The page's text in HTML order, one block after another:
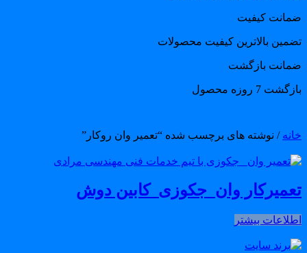
کیفیت
بالاترین کیفیت محصولات
بازگشت
7 روزه محصول
/ نوشته های برچسب شده “تعمیر وان روکار”
وان_جکوزی_کابین دوش
بیشتر